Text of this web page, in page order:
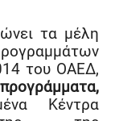
τα μέλη
του ΟΑΕΔ,
Κέντρα